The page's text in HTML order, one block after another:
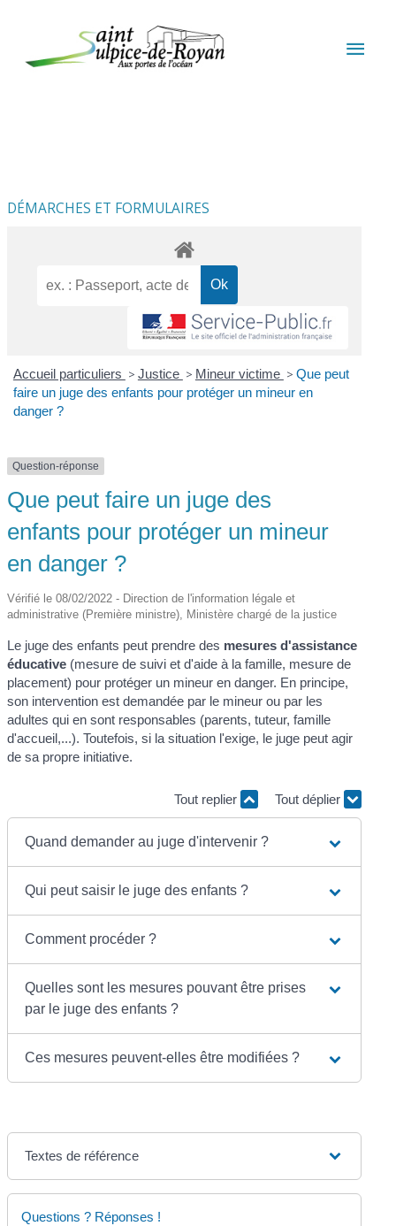
DÉMARCHES ET FORMULAIRES
Accueil particuliers > Justice > Mineur victime > Que peut
faire un juge des enfants pour protéger un mineur en
danger ?
Question-réponse
Que peut faire un juge des
enfants pour protéger un mineur
en danger ?
Vérifié le 08/02/2022 - Direction de l'information légale et
administrative (Première ministre), Ministère chargé de la justice
Le juge des enfants peut prendre des mesures d'assistance
éducative (mesure de suivi et d'aide à la famille, mesure de
placement) pour protéger un mineur en danger. En principe,
son intervention est demandée par le mineur ou par les
adultes qui en sont responsables (parents, tuteur, famille
d'accueil,...). Toutefois, si la situation l'exige, le juge peut agir
de sa propre initiative.
Tout replier Tout déplier
Quand demander au juge d'intervenir ?
Qui peut saisir le juge des enfants ?
Comment procéder ?
Quelles sont les mesures pouvant être prises
par le juge des enfants ?
Ces mesures peuvent-elles être modifiées ?
Textes de référence
Questions ? Réponses !